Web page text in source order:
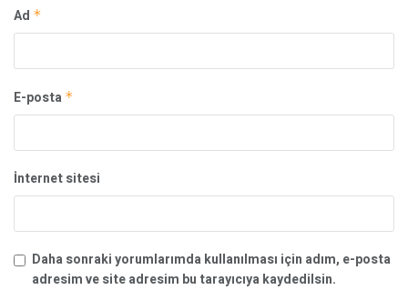
Ad *
E-posta *
İnternet sitesi
Daha sonraki yorumlarımda kullanılması için adım, e-posta
adresim ve site adresim bu tarayıcıya kaydedilsin.